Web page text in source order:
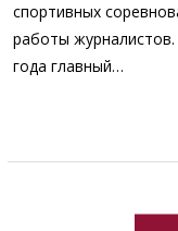
спортивных
работы
года главный…